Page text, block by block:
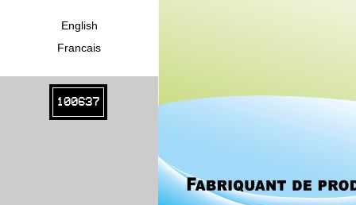
English
Francais
100637